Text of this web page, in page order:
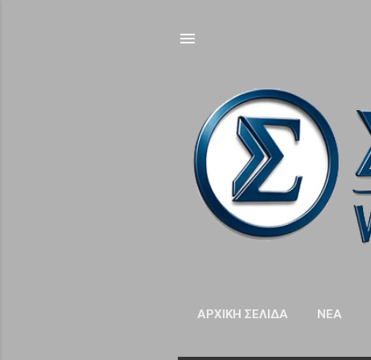
ΑΡΧΙΚΉ ΣΕΛΊΔΑ NΈΑ